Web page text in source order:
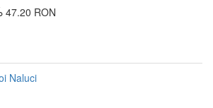
47.20 RON
Naluci